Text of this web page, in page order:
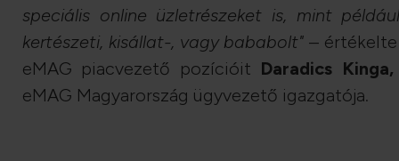
speciális online üzletrészeket is, mint
kertészeti, kisállat-, vagy bababolt"–
eMAG piacvezető pozícióit Daradics Kinga,
eMAG Magyarország ügyvezető igazgatója.